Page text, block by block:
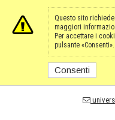
Questo sito
maggiori
Per accettare i
pulsante «Consenti».
Consenti